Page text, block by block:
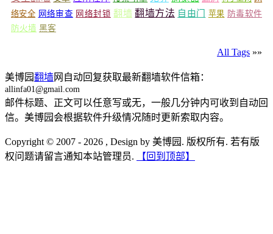
络安全 网络审查 网络封锁 翻墙 翻墙方法 自由门 苹果 防毒软件
防火墙 黑客
All Tags »»
美博园翻墙网自动回复获取最新翻墙软件信箱：
allinfa01@gmail.com
邮件标题、正文可以任意写或无，一般几分钟内可收到自动回
信。美博园会根据软件升级情况随时更新索取内容。
Copyright © 2007 - 2026 , Design by 美博园. 版权所有. 若有版
权问题请留言通知本站管理员.
【回到顶部】